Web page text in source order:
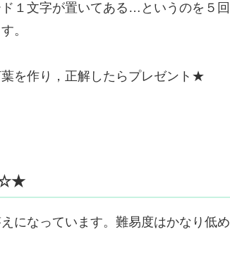
１文字が置いてある…というのを５回
。
を作り，正解したらプレゼント★
になっています。難易度はかなり低め